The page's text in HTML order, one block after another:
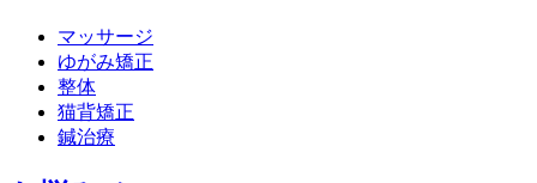
マッサージ
ゆがみ矯正
整体
猫背矯正
鍼治療